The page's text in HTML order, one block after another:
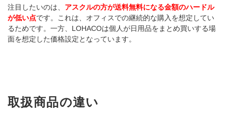
注目したいのは、 アスクルの方が送料無料になる金額のハードル
が低い点です。これは、オフィスでの継続的な購入を想定してい
るためです。一方、 LOHACOは個人が日用品をまとめ買いする場
面を想定した価格設定となっています。
取扱商品の違い